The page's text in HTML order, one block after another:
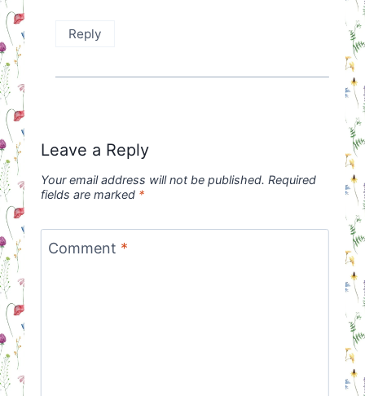
Reply
Leave a Reply
Your email address will not be published. Required
fields are marked *
Comment *